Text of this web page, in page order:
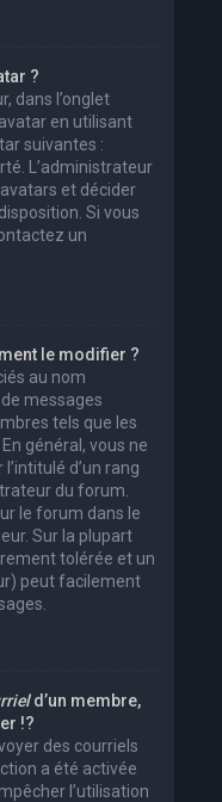
?
dans l’onglet
en utilisant
suivantes :
L’administrateur
et décider
Si vous
un
le modifier ?
au nom
messages
tels que les
général, vous ne
d’un rang
du forum.
le forum dans le
Sur la plupart
tolérée et un
peut facilement
d’un membre,
!?
des courriels
a été activée
l’utilisation